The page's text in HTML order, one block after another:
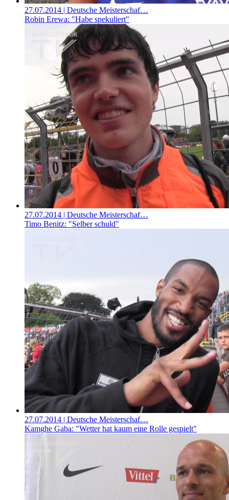
27.07.2014 | Deutsche Meisterschaf…
Robin Erewa: "Habe spekuliert"
27.07.2014 | Deutsche Meisterschaf…
Timo Benitz: "Selber schuld"
27.07.2014 | Deutsche Meisterschaf…
Kamghe Gaba: "Wetter hat kaum eine Rolle gespielt"